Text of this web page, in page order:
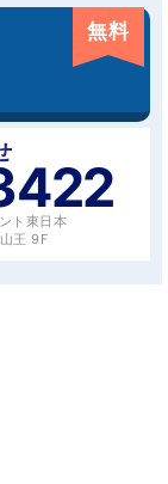
無料
ト東日本
王 9F